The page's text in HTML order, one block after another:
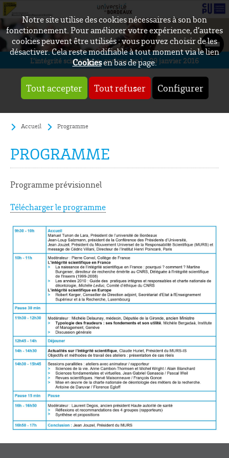
Notre site utilise des cookies nécessaires à son bon
fonctionnement. Pour améliorer votre expérience, d’autres
cookies peuvent être utilisés : vous pouvez choisir de les
désactiver. Cela reste modifiable à tout moment via le lien
Cookiesen bas de page.
Tout accepter Tout refuser Configurer
L’intégrité scientifique : parlons-en ! - 29 janvier 2016
Accueil Programme
PROGRAMME
Programme prévisionnel
Télécharger le programme